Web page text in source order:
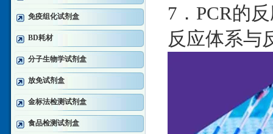
免疫组化试剂盒
BD耗材
分子生物学试剂盒
放免试剂盒
金标法检测试剂盒
食品检测试剂盒
7．PCR的
反应体系与